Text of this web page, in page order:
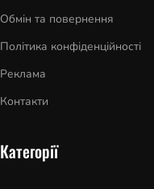
Обмін та повернення
Політика конфіденційності
Реклама
Контакти
Категорії